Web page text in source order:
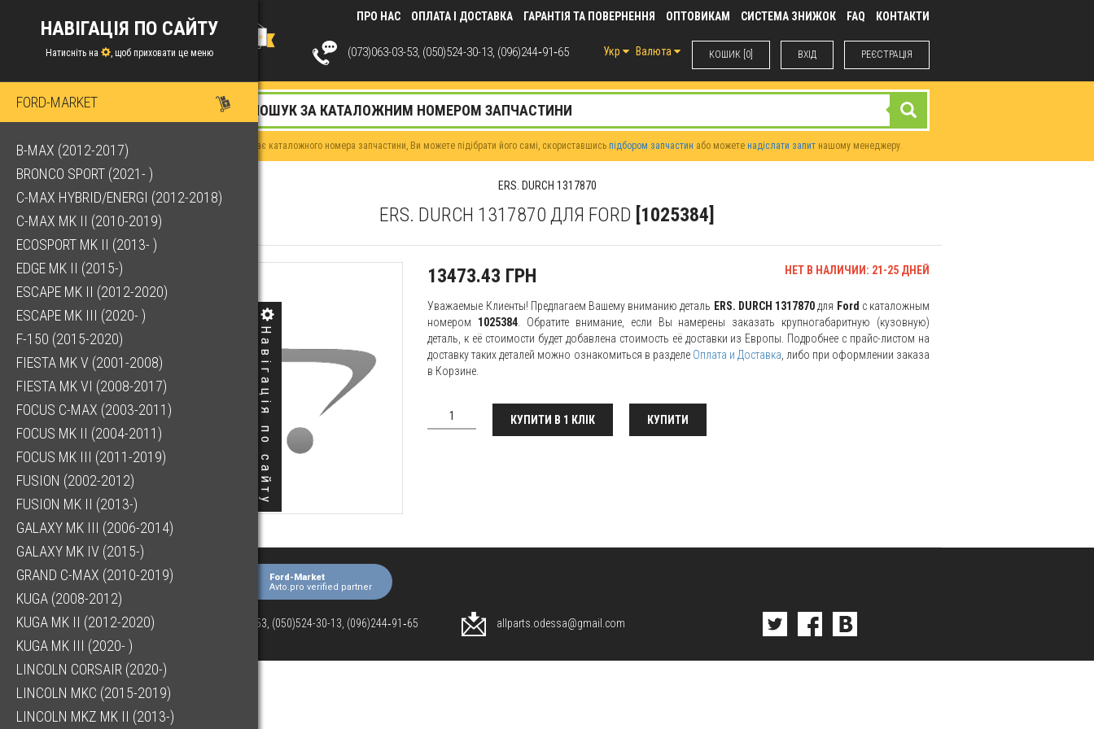
Навігація по сайту
ПРО НАС ОПЛАТА І ДОСТАВКА ГАРАНТІЯ ТА ПОВЕРНЕННЯ ОПТОВИКАМ СИСТЕМА ЗНИЖОК FAQ КОНТАКТИ
КОШИК [0] ВХIД РЕЄСТРАЦІЯ
Укр Валюта
(073)063-03-53, (050)524-30-13, (096)244‑91‑65
НАВІГАЦІЯ ПО САЙТУ
Натисніть на , щоб приховати це меню
FORD-MARKET
B-MAX (2012-2017)
BRONCO SPORT (2021- )
C-MAX HYBRID/ENERGI (2012-2018)
C-MAX MK II (2010-2019)
ECOSPORT MK II (2013- )
EDGE MK II (2015-)
ESCAPE MK II (2012-2020)
ESCAPE MK III (2020- )
F-150 (2015-2020)
FIESTA MK V (2001-2008)
FIESTA MK VI (2008-2017)
FOCUS C-MAX (2003-2011)
FOCUS MK II (2004-2011)
FOCUS MK III (2011-2019)
FUSION (2002-2012)
FUSION MK II (2013-)
GALAXY MK III (2006-2014)
GALAXY MK IV (2015-)
GRAND C-MAX (2010-2019)
KUGA (2008-2012)
KUGA MK II (2012-2020)
KUGA MK III (2020- )
LINCOLN CORSAIR (2020-)
LINCOLN MKC (2015-2019)
LINCOLN MKZ MK II (2013-)
Якщо у Вас немає каталожного номера запчастини, Ви можете підібрати його самі, скориставшись підбором запчастин або можете надіслати запит нашому менеджеру.
ERS. DURCH 1317870
ERS. DURCH 1317870 ДЛЯ FORD [1025384]
13473.43 ГРН НЕТ В НАЛИЧИИ: 21-25 ДНЕЙ
Уважаемые Клиенты! Предлагаем Вашему вниманию деталь ERS. DURCH 1317870 для Ford с каталожным
номером 1025384 . Обратите внимание, если Вы намерены заказать крупногабаритную (кузовную)
деталь, к её стоимости будет добавлена стоимость её доставки из Европы. Подробнее с прайс-листом на
доставку таких деталей можно ознакомиться в разделе Оплата и Доставка , либо при оформлении заказа
в Корзине.
КУПИТИ В 1 КЛІК КУПИТИ
Ford-Market
Avto.pro verified partner
(073)063-03-53, (050)524-30-13, (096)244‑91‑65 allparts.odessa@gmail.com